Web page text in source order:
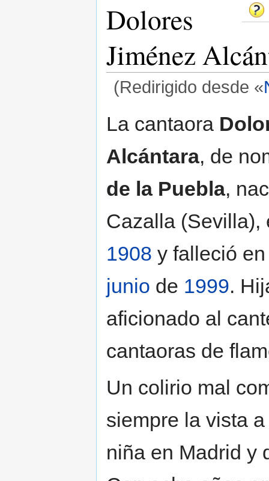
Dolores
Jiménez
(Redirigido desde «
La cantaora
Alcántara, de
de la Puebla,
Cazalla
1908 y falleció
junio de 1999.
aficionado al
cantaoras de
Un colirio mal
siempre la vista
niña en Madrid y